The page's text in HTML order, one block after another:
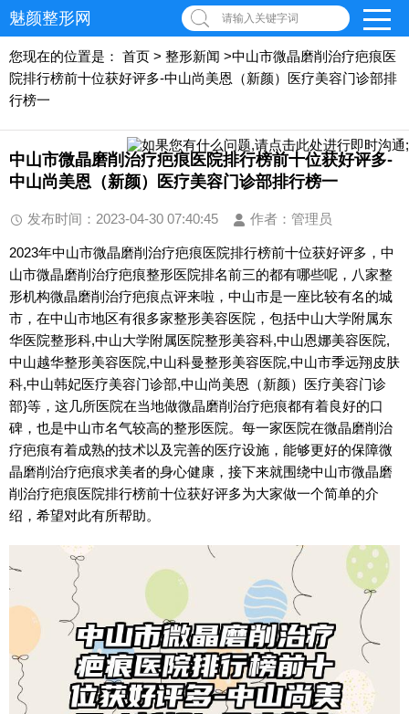
魅颜整形网 请输入关键字词
您现在的位置是： 首页 > 整形新闻 >中山市微晶磨削治疗疤痕医
院排行榜前十位获好评多-中山尚美恩（新颜）医疗美容门诊部排
行榜一
中山市微晶磨削治疗疤痕医院排行榜前十位获好评多-
中山尚美恩（新颜）医疗美容门诊部排行榜一
发布时间：2023-04-30 07:40:45 作者：管理员
2023年中山市微晶磨削治疗疤痕医院排行榜前十位获好评多，中
山市微晶磨削治疗疤痕整形医院排名前三的都有哪些呢，八家整
形机构微晶磨削治疗疤痕点评来啦，中山市是一座比较有名的城
市，在中山市地区有很多家整形美容医院，包括中山大学附属东
华医院整形科,中山大学附属医院整形美容科,中山恩娜美容医院,
中山越华整形美容医院,中山科曼整形美容医院,中山市季远翔皮肤
科,中山韩妃医疗美容门诊部,中山尚美恩（新颜）医疗美容门诊
部}等，这几所医院在当地做微晶磨削治疗疤痕都有着良好的口
碑，也是中山市名气较高的整形医院。每一家医院在微晶磨削治
疗疤痕有着成熟的技术以及完善的医疗设施，能够更好的保障微
晶磨削治疗疤痕求美者的身心健康，接下来就围绕中山市微晶磨
削治疗疤痕医院排行榜前十位获好评多为大家做一个简单的介
绍，希望对此有所帮助。